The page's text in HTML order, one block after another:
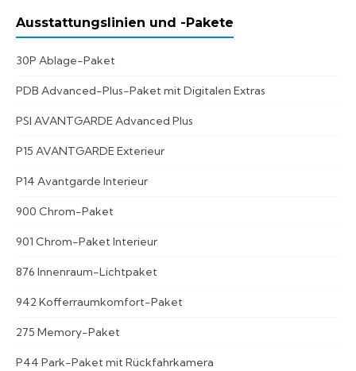
Ausstattungslinien und -Pakete
30P Ablage-Paket
PDB Advanced-Plus-Paket mit Digitalen Extras
PSI AVANTGARDE Advanced Plus
P15 AVANTGARDE Exterieur
P14 Avantgarde Interieur
900 Chrom-Paket
901 Chrom-Paket Interieur
876 Innenraum-Lichtpaket
942 Kofferraumkomfort-Paket
275 Memory-Paket
P44 Park-Paket mit Rückfahrkamera